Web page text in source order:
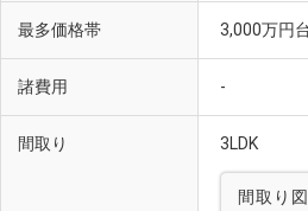
最多価格帯 3,000万円
諸費用 -
間取り 3LDK
間取り